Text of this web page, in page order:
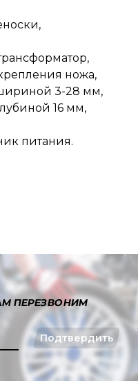
ножа,
3-28 мм,
16 мм,
питания.
ПЕРЕЗВОНИМ
Подтвердить